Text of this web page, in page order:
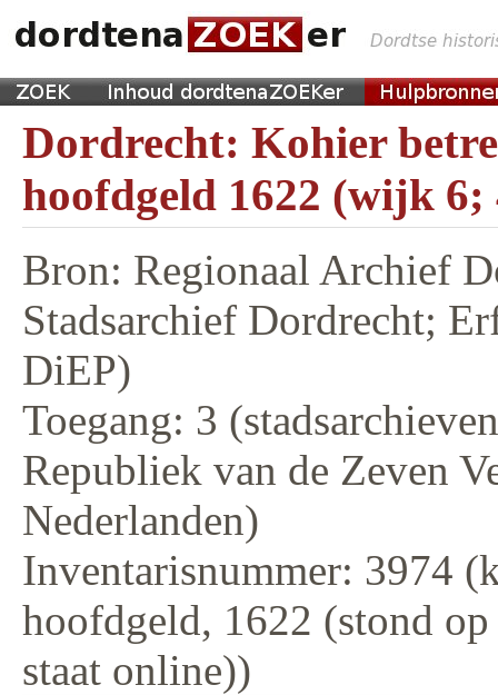
Dordrecht: Kohier
hoofdgeld 1622 (wijk 6;
Bron: Regionaal Archief
Stadsarchief Dordrecht;
DiEP)
Toegang: 3
Republiek van de Zeven
Nederlanden)
Inventarisnummer: 3974
hoofdgeld, 1622 (stond
staat online))